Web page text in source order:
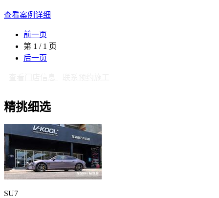
查看案例详细
前一页
第 1 / 1 页
后一页
精挑细选
SU7